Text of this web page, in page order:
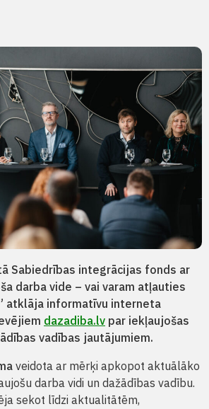
Sabiedrības integrācijas fonds ar
darba vide – vai varam atļauties
atklāja informatīvu interneta
dazadiba.lv par iekļaujošas
vadības jautājumiem.
veidota ar mērķi apkopot aktuālāko
darba vidi un dažādības vadību.
sekot līdzi aktualitātēm,